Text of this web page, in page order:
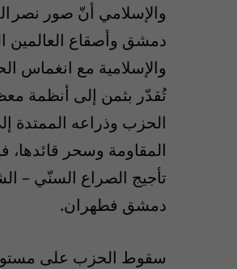
والإسلامي أنّ صور نصر
دمشق وأصقاع العالمين
والإسلامية مع انغماس
تُقدّر بثمن إلى أنظمة
الحزب وذراعه الممتدة
المقاومة وسحر قائدها،
تأجيج الصراع السنّي –
دمشق فطهران.
سقوط الحزب على مستوى